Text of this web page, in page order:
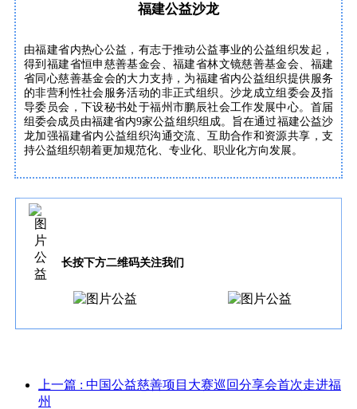
福建公益沙龙
由福建省内热心公益，有志于推动公益事业的公益组织发起，
得到福建省恒申慈善基金会、福建省林文镜慈善基金会、福建
省同心慈善基金会的大力支持，为福建省内公益组织提供服务
的非营利性社会服务活动的非正式组织。沙龙成立组委会及指
导委员会，下设秘书处于福州市鹏辰社会工作发展中心。首届
组委会成员由福建省内9家公益组织组成。旨在通过福建公益沙
龙加强福建省内公益组织沟通交流、互助合作和资源共享，支
持公益组织朝着更加规范化、专业化、职业化方向发展。
长按下方二维码关注我们
上一篇 : 中国公益慈善项目大赛巡回分享会首次走进福
州